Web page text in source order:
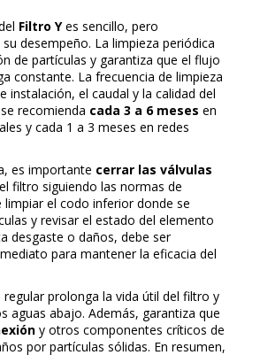
Filtro Yes sencillo, pero
desempeño. La limpieza periódica
de partículas y garantiza que el flujo
constante. La frecuencia de limpieza
instalación, el caudal y la calidad del
recomienda cada 3 a 6 meses en
y cada 1 a 3 meses en redes
es importante cerrar las válvulas
filtro siguiendo las normas de
limpiar el codo inferior donde se
y revisar el estado del elemento
desgaste o daños, debe ser
para mantener la eficacia del
prolonga la vida útil del filtro y
aguas abajo. Además, garantiza que
y otros componentes críticos de
por partículas sólidas. En resumen,